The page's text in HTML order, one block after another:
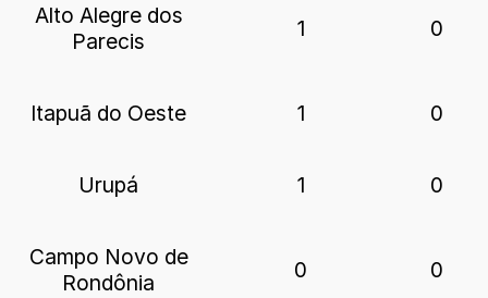
Alto Alegre dos
Parecis
1 0
Itapuã do Oeste 1 0
Urupá 1 0
Campo Novo de
Rondônia
0 0